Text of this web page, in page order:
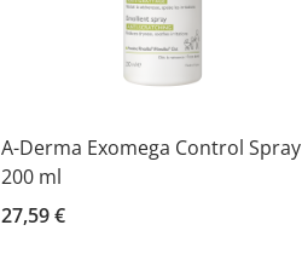
A-Derma Exomega Control Spray
200 ml
27,59 €